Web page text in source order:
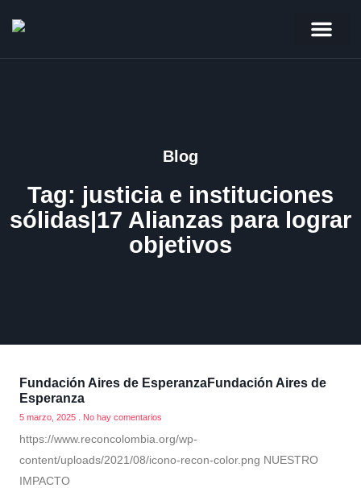
Blog
Tag: justicia e instituciones
sólidas|17 Alianzas para lograr
objetivos
Fundación Aires de EsperanzaFundación Aires de
Esperanza
5 marzo, 2025 No hay comentarios
https://www.reconcolombia.org/wp-
content/uploads/2021/08/icono-recon-color.png NUESTRO
IMPACTO